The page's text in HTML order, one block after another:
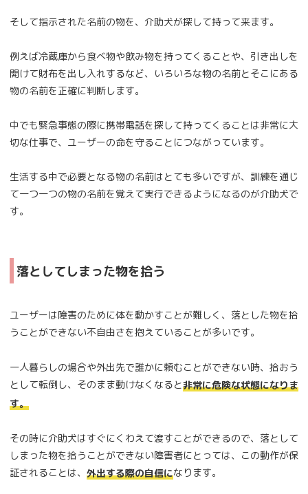
そして指示された名前の物を、介助犬が探して持って来ます。
例えば冷蔵庫から食べ物や飲み物を持ってくることや、引き出しを
開けて財布を出し入れするなど、いろいろな物の名前とそこにある
物の名前を正確に判断します。
中でも緊急事態の際に携帯電話を探して持ってくることは非常に大
切な仕事で、ユーザーの命を守ることにつながっています。
生活する中で必要となる物の名前はとても多いですが、訓練を通じ
て一つ一つの物の名前を覚えて実行できるようになるのが介助犬で
す。
落としてしまった物を拾う
ユーザーは障害のために体を動かすことが難しく、落とした物を拾
うことができない不自由さを抱えていることが多いです。
一人暮らしの場合や外出先で誰かに頼むことができない時、拾おう
として転倒し、そのまま動けなくなると非常に危険な状態になりま
す。
その時に介助犬はすぐにくわえて渡すことができるので、落として
しまった物を拾うことができない障害者にとっては、この動作が保
証されることは、 外出する際の自信になります。